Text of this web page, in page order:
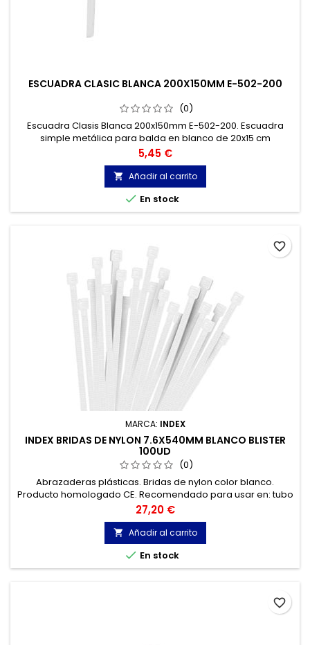
ESCUADRA CLASIC BLANCA 200X150MM E-502-200
(0)
Escuadra Clasis Blanca 200x150mm E-502-200. Escuadra
simple metálica para balda en blanco de 20x15 cm
Precio
5,45 €
 Añadir al carrito
 En stock
MARCA: INDEX
INDEX BRIDAS DE NYLON 7.6X540MM BLANCO BLISTER
100UD
(0)
Abrazaderas plásticas. Bridas de nylon color blanco.
Producto homologado CE. Recomendado para usar en: tubo
acero, tubo cobre, tubo pvc, tubo flexible, cable… entre otros.
Precio
27,20 €
 Añadir al carrito
 En stock
favorite_border
favorite_border